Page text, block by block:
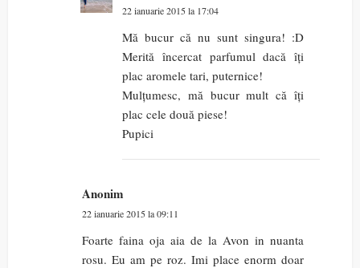
22 ianuarie 2015 la 17:04
Mă bucur că nu sunt singura! :D
Merită încercat parfumul dacă îți
plac aromele tari, puternice!
Mulțumesc, mă bucur mult că îți
plac cele două piese!
Pupici
Anonim
22 ianuarie 2015 la 09:11
Foarte faina oja aia de la Avon in nuanta
rosu. Eu am pe roz. Imi place enorm doar